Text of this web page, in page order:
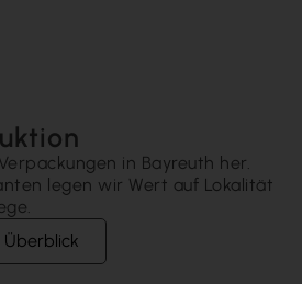
in Bayreuth her.
legen wir Wert auf Lokalität
Überblick